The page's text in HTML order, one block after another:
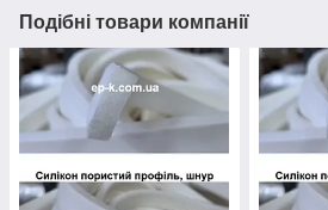
Подібні товари компанії